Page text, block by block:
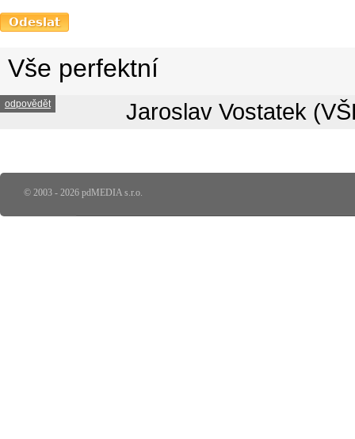
Vše perfektní
odpovědět Jaroslav Vostatek
© 2003 - 2026 pdMEDIA s.r.o.